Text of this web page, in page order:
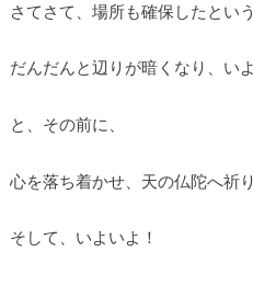
さてさて、場所も確保したとい
だんだんと辺りが暗くなり、い
と、その前に、
心を落ち着かせ、天の仏陀へ祈
そして、いよいよ！